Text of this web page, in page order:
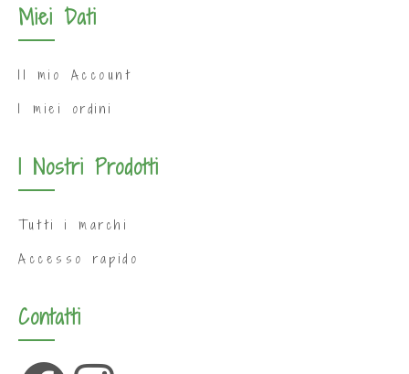
Miei Dati
Il mio Account
I miei ordini
I Nostri Prodotti
Tutti i marchi
Accesso rapido
Contatti